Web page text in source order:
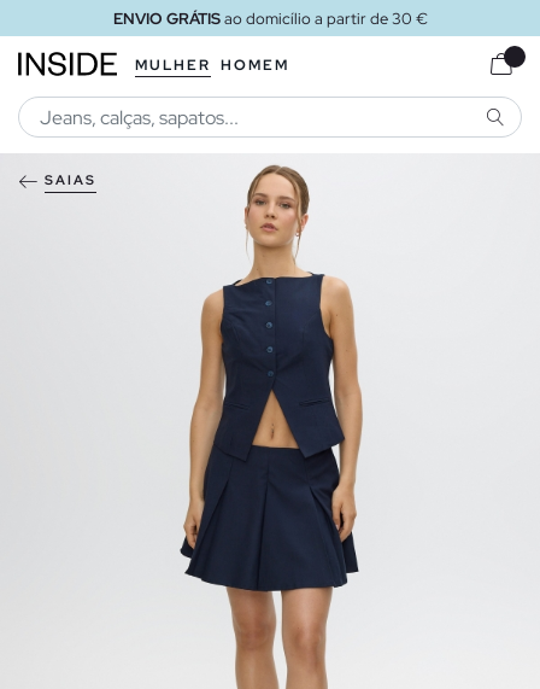
ENVIO GRÁTISao domicílio a partir de 30 €
MULHER HOMEM
SAIAS